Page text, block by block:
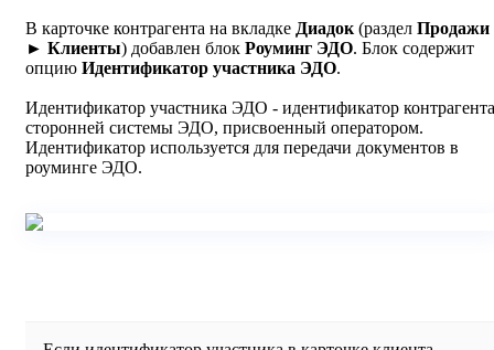
В карточке контрагента на вкладке Диадок(раздел Продажи
► Клиенты) добавлен блок Роуминг ЭДО. Блок содержит
опцию Идентификатор участника ЭДО.
Идентификатор участника ЭДО - идентификатор контрагента
сторонней системы ЭДО, присвоенный оператором.
Идентификатор используется для передачи документов в
роуминге ЭДО.